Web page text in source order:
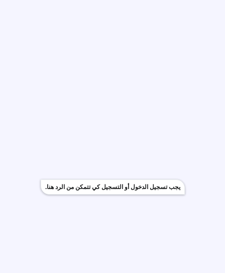
يجب تسجيل الدخول أو التسجيل كي تتمكن من الرد هنا.